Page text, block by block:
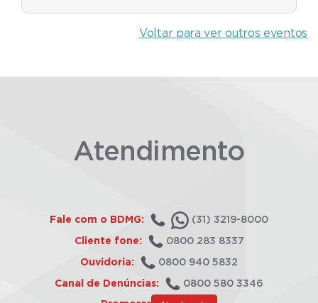
Voltar para ver outros eventos
Atendimento
Fale com o BDMG: (31) 3219-8000
Cliente fone: 0800 283 8337
Ouvidoria: 0800 940 5832
Canal de Denúncias: 0800 580 3346